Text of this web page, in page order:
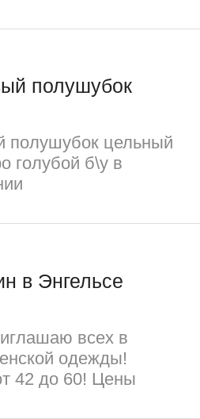
полушубок
полушубок цельный
голубой б\у в
в Энгельсе
всех в
одежды!
42 до 60! Цены